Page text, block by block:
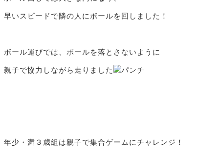
早いスピードで隣の人にボールを回しました！
ボール運びでは、ボールを落とさないように
親子で協力しながら走りました
年少・満３歳組は親子で集合ゲームにチャレンジ！